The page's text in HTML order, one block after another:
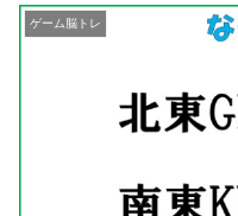
ゲーム脳トレ